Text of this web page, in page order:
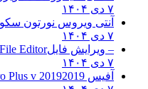
آنتی ویروس نورتون سکوریتی
– ویرایش فایلHosts File Editor+
آفیس 2019
2019 Microsoft Office 2019 Pro Plus v